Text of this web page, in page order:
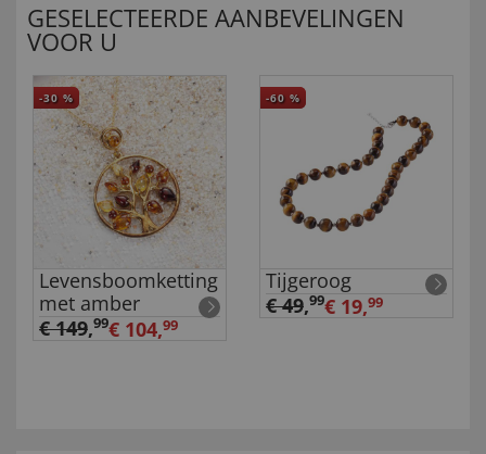
GESELECTEERDE AANBEVELINGEN
VOOR U
-30 %
Levensboomketting
met amber
€ 149,99€ 104,99
-60 %
Tijgeroog
€ 49,99€ 19,99